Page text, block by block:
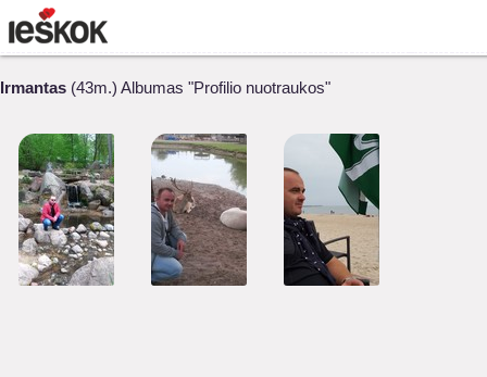
Irmantas (43m.) Albumas "Profilio nuotraukos"